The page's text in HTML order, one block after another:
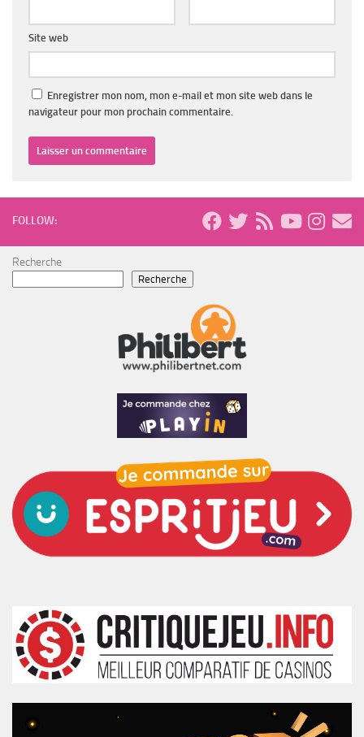
Site web
Enregistrer mon nom, mon e-mail et mon site web dans le
navigateur pour mon prochain commentaire.
FOLLOW:
Recherche
Recherche